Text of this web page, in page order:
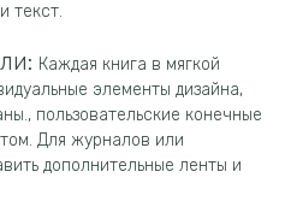
текст.
Каждая книга в мягкой
элементы дизайна,
пользовательские конечные
Для журналов или
дополнительные ленты и